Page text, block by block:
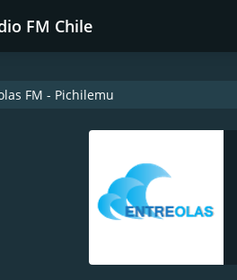
FM Chile
FM - Pichilemu